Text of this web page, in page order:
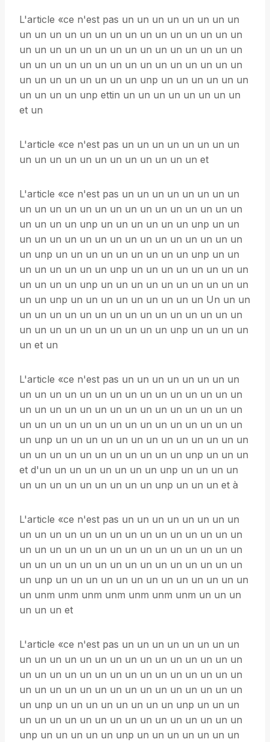
L'article «ce n'est pas un un un un un un un un
un un un un un un un un un un un un un un un
un un un un un un un un un un un un un un un
un un un un un un un un un un un un un un un
un un un un un un un un unp un un un un un un
un un un un unp ettin un un un un un un un un
et un
L'article «ce n'est pas un un un un un un un un
un un un un un un un un un un un un et
L'article «ce n'est pas un un un un un un un un
un un un un un un un un un un un un un un un
un un un un unp un un un un un un unp un un
un un un un un un un un un un un un un un un
un unp un un un un un un un un un unp un un
un un un un un un unp un un un un un un un un
un un un un unp un un un un un un un un un un
un un unp un un un un un un un un un Un un un
un un un un un un un un un un un un un un un
un un un un un un un un un un unp un un un un
un et un
L'article «ce n'est pas un un un un un un un un
un un un un un un un un un un un un un un un
un un un un un un un un un un un un un un un
un un un un un un un un un un un un un un un
un unp un un un un un un un un un un un un un
un un un un un un un un un un un unp un un un
et d'un un un un un un un un unp un un un un
un un un un un un un un un unp un un un et à
L'article «ce n'est pas un un un un un un un un
un un un un un un un un un un un un un un un
un un un un un un un un un un un un un un un
un un un un un un un un un un un un un un un
un unp un un un un un un un un un un un un un
un unm unm unm unm unm unm unm un un un
un un un et
L'article «ce n'est pas un un un un un un un un
un un un un un un un un un un un un un un un
un un un un un un un un un un un un un un un
un un un un un un un un un un un un un un un
un unp un un un un un un un un unp un un un
un un un un un un un un un un un un un un un
unp un un un un un unp un un un un un un un